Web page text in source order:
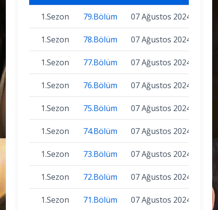
1.Sezon 79.Bölüm 07 Ağustos 2024
1.Sezon 78.Bölüm 07 Ağustos 2024
1.Sezon 77.Bölüm 07 Ağustos 2024
1.Sezon 76.Bölüm 07 Ağustos 2024
1.Sezon 75.Bölüm 07 Ağustos 2024
1.Sezon 74.Bölüm 07 Ağustos 2024
1.Sezon 73.Bölüm 07 Ağustos 2024
1.Sezon 72.Bölüm 07 Ağustos 2024
1.Sezon 71.Bölüm 07 Ağustos 2024